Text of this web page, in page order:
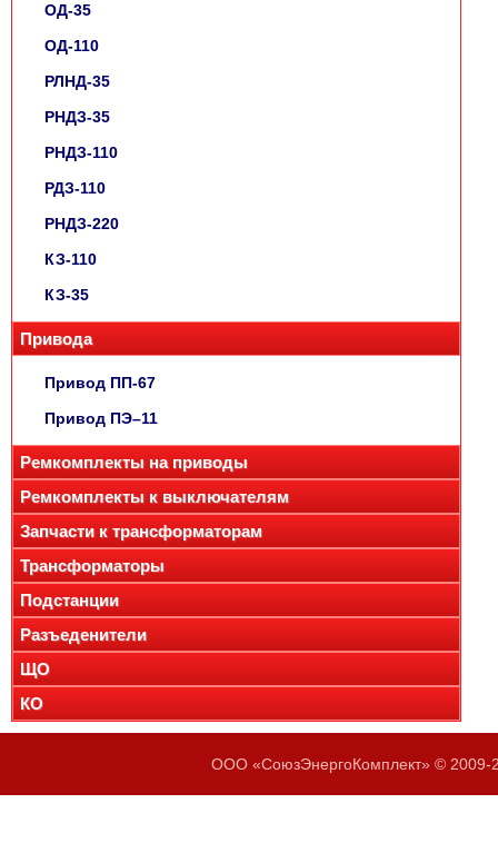
ОД-35
ОД-110
РЛНД-35
РНДЗ-35
РНДЗ-110
РДЗ-110
РНДЗ-220
КЗ-110
КЗ-35
Привода
Привод ПП-67
Привод ПЭ–11
Ремкомплекты на приводы
Ремкомплекты к выключателям
Запчасти к трансформаторам
Трансформаторы
Подстанции
Разъеденители
ЩО
КО
ООО «СоюзЭнергоКомплект» © 2009-